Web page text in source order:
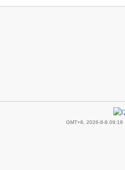
GMT+8, 2026-8-8 09:18